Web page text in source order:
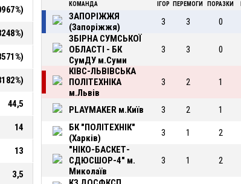
44,5
14
13
3,5
КОМАНДА ІГОР ПЕРЕМОГИ ПОРАЗКИ
ЗАПОРІЖЖЯ
(Запоріжжя)
3 3 0
ЗБІРНА СУМСЬКОЇ
ОБЛАСТІ - БК
СумДУ м.Суми
3 3 0
КІВС-ЛЬВІВСЬКА
ПОЛІТЕХНІКА
м.Львів
3 2 1
PLAYMAKER м.Київ 3 2 1
БК "ПОЛІТЕХНІК"
(Харків)
3 1 2
"НІКО-БАСКЕТ-
СДЮСШОР-4" м.
Миколаїв
3 1 2